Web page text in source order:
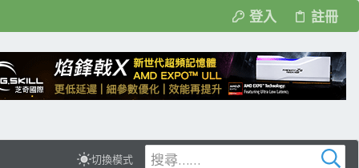
登入 註冊
切換模式